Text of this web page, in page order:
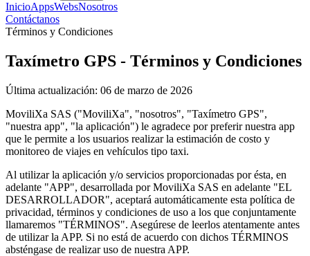
InicioAppsWebsNosotros
Contáctanos
Términos y Condiciones
Taxímetro GPS - Términos y Condiciones
Última actualización: 06 de marzo de 2026
MoviliXa SAS ("MoviliXa", "nosotros", "Taxímetro GPS",
"nuestra app", "la aplicación") le agradece por preferir nuestra app
que le permite a los usuarios realizar la estimación de costo y
monitoreo de viajes en vehículos tipo taxi.
Al utilizar la aplicación y/o servicios proporcionadas por ésta, en
adelante "APP", desarrollada por MoviliXa SAS en adelante "EL
DESARROLLADOR", aceptará automáticamente esta política de
privacidad, términos y condiciones de uso a los que conjuntamente
llamaremos "TÉRMINOS". Asegúrese de leerlos atentamente antes
de utilizar la APP. Si no está de acuerdo con dichos TÉRMINOS
absténgase de realizar uso de nuestra APP.